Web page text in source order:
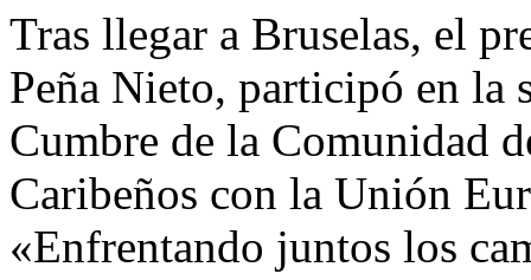
Tras llegar a Bruselas, el
Peña Nieto, participó en la
Cumbre de la Comunidad
Caribeños con la Unión
«Enfrentando juntos los